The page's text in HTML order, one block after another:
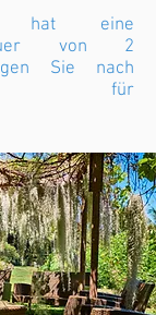
hat eine
von 2
Sie nach
für